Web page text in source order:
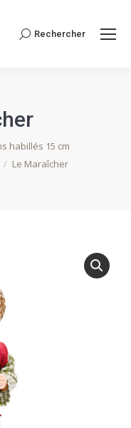
Recherche
Rechercher
habillés 15 cm
Le Maraîcher